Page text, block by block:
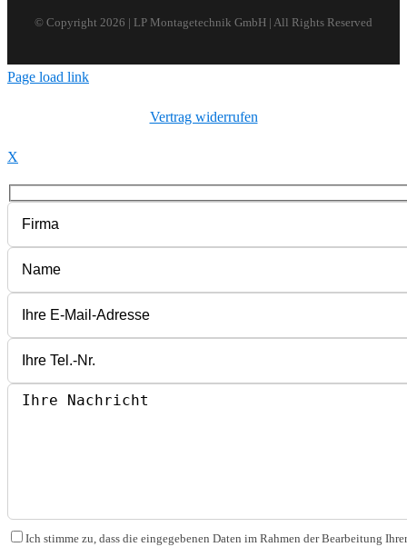
© Copyright 2026 | LP Montagetechnik GmbH | All Rights Reserved
Page load link
Vertrag widerrufen
X
Bitte lasse dieses Feld leer.
Bitte lasse dieses Feld leer.
Bitte lasse dieses Feld leer.
Ich stimme zu, dass die eingegebenen Daten im Rahmen der Bearbeitung